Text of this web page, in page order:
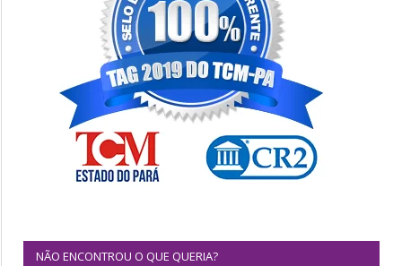
NÃO ENCONTROU O QUE QUERIA?